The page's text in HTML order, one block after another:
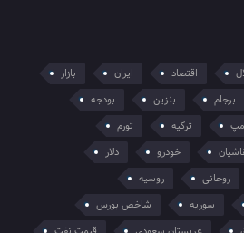
اقتصاد ایران
بازار
برجام بنزین
بودجه
ترکیه
تورم
خودرو
دلار
روحانی
روسیه
سوریه
شاخص بورس